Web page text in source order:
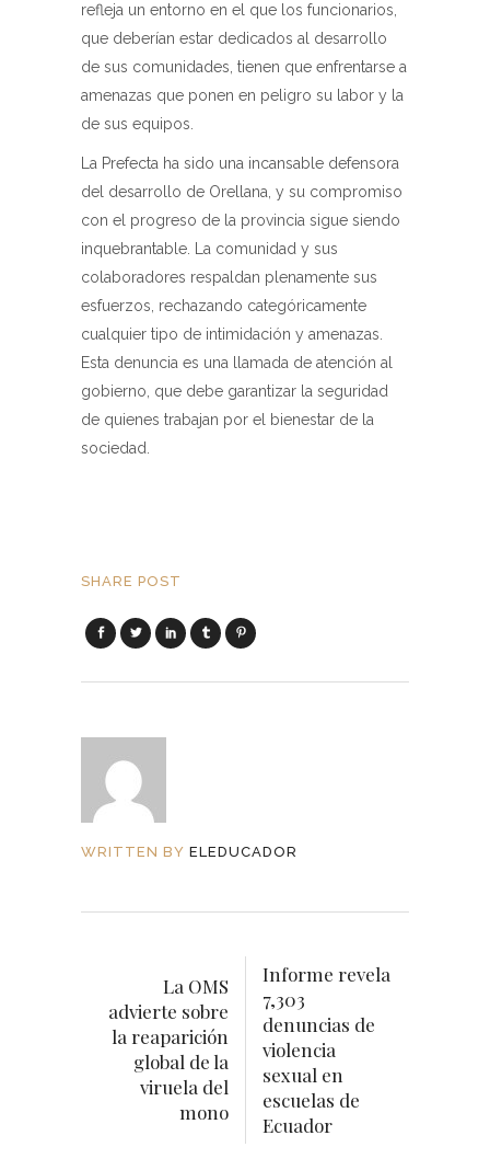
refleja un entorno en el que los funcionarios,
que deberían estar dedicados al desarrollo
de sus comunidades, tienen que enfrentarse a
amenazas que ponen en peligro su labor y la
de sus equipos.
La Prefecta ha sido una incansable defensora
del desarrollo de Orellana, y su compromiso
con el progreso de la provincia sigue siendo
inquebrantable. La comunidad y sus
colaboradores respaldan plenamente sus
esfuerzos, rechazando categóricamente
cualquier tipo de intimidación y amenazas.
Esta denuncia es una llamada de atención al
gobierno, que debe garantizar la seguridad
de quienes trabajan por el bienestar de la
sociedad.
SHARE POST
WRITTEN BY ELEDUCADOR
La OMS
advierte sobre
la reaparición
global de la
viruela del
mono
Informe revela
7,303
denuncias de
violencia
sexual en
escuelas de
Ecuador